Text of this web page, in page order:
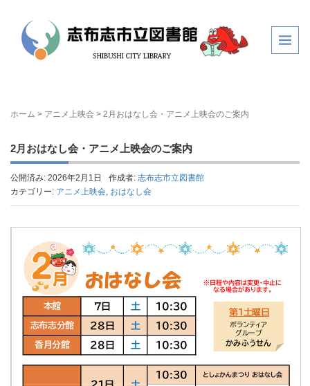
ホーム > アニメ上映会 > 2月おはなし会・アニメ上映会のご案内
2月おはなし会・アニメ上映会のご案内
公開済み: 2026年2月1日 作成者: 志布志市立図書館
カテゴリー: アニメ上映会 おはなし会